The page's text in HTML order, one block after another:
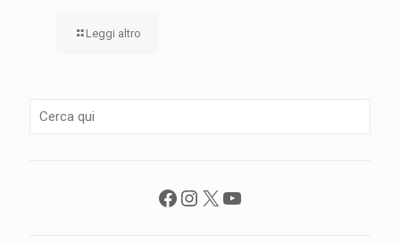
Leggi altro
Facebook
Instagram
X YouTube